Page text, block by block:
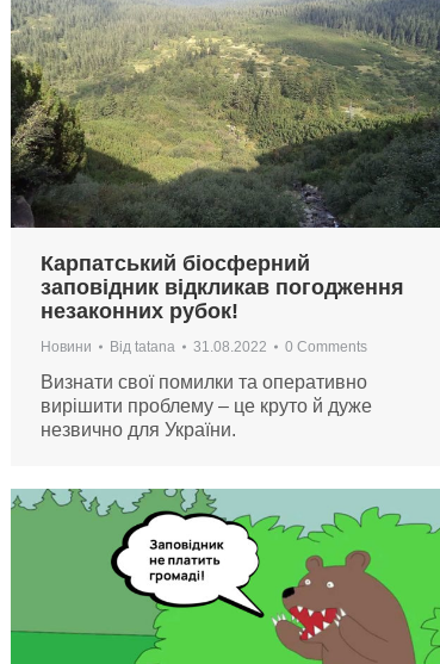
Карпатський біосферний
заповідник відкликав погодження
незаконних рубок!
Новини Від tatana 31.08.2022 0 Comments
Визнати свої помилки та оперативно
вирішити проблему – це круто й дуже
незвично для України.